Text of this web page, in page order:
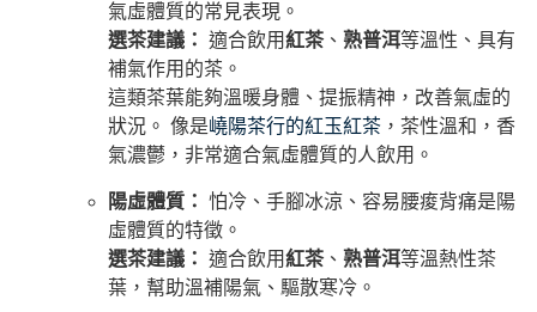
氣虛體質的常見表現。
選茶建議： 適合飲用紅茶、 熟普洱等溫性、具有
補氣作用的茶。
這類茶葉能夠溫暖身體、提振精神，改善氣虛的
狀況。 像是嶢陽茶行的紅玉紅茶 ，茶性溫和，香
氣濃鬱，非常適合氣虛體質的人飲用。
陽虛體質： 怕冷、手腳冰涼、容易腰痠背痛是陽
虛體質的特徵。
選茶建議： 適合飲用紅茶、 熟普洱等溫熱性茶
葉，幫助溫補陽氣、驅散寒冷。